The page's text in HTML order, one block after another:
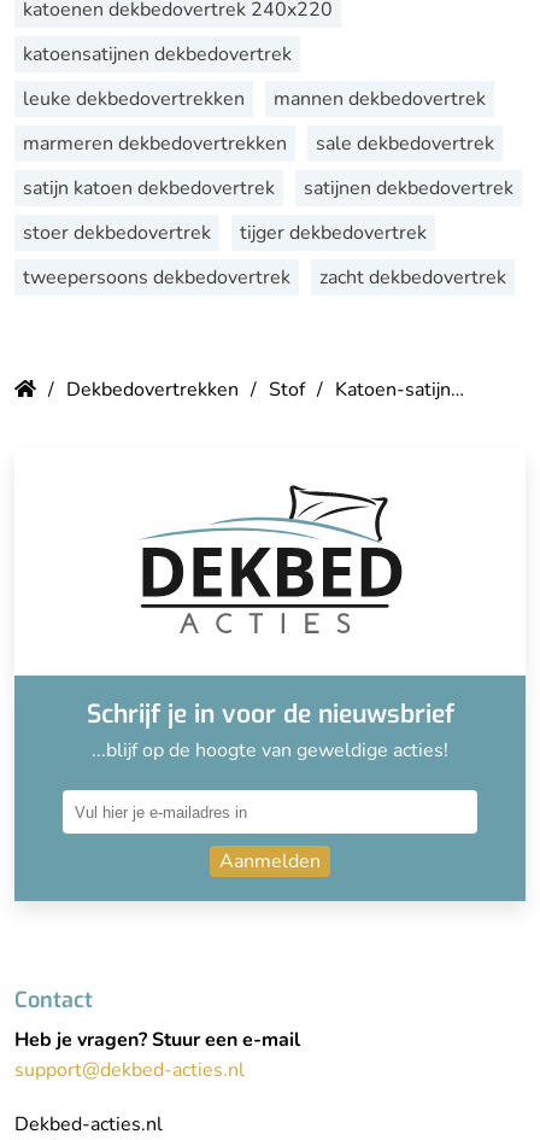
katoenen dekbedovertrek 240x220
katoensatijnen dekbedovertrek
leuke dekbedovertrekken
mannen dekbedovertrek
marmeren dekbedovertrekken
sale dekbedovertrek
satijn katoen dekbedovertrek
satijnen dekbedovertrek
stoer dekbedovertrek
tijger dekbedovertrek
tweepersoons dekbedovertrek
zacht dekbedovertrek
Dekbedovertrekken Stof Katoen-satijn
Schrijf je in voor de nieuwsbrief
...blijf op de hoogte van geweldige acties!
Aanmelden
Contact
Heb je vragen? Stuur een e-mail
support@dekbed-acties.nl
Dekbed-acties.nl